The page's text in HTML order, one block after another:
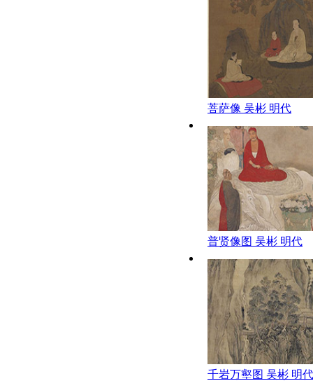
菩萨像 吴彬 明代
普贤像图 吴彬 明代
千岩万壑图 吴彬 明代